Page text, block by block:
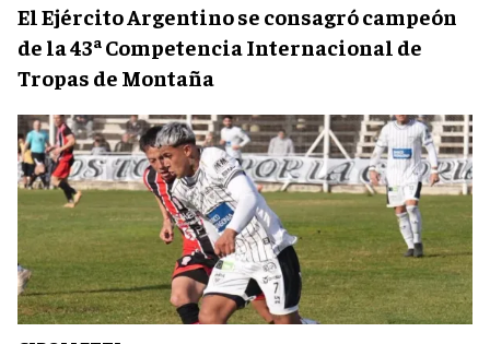
El Ejército Argentino se consagró campeón
de la 43ª Competencia Internacional de
Tropas de Montaña